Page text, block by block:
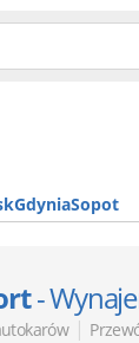
GdyniaSopot
-
|